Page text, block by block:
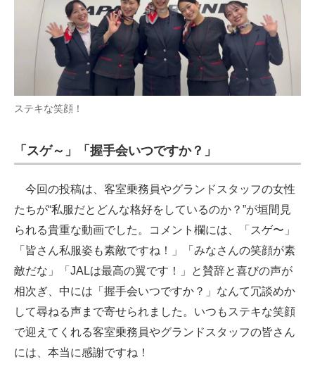
ステキな笑顔！
「スゲ～」「握手会いつですか？」
今回の投稿は、客室乗務員やグランドスタッフの女性
たちが“私服だとどんな格好をしているのか？”が垣間見
られる貴重な動画でした。コメント欄には、「スゲ〜」
「皆さん私服姿も素敵ですね！
」「みなさんの笑顔が素
敵だな」「JALは最高の翼です！」と賛辞と喜びの声が
相次ぎ、中には「握手会いつですか？」なんて冗談めか
して尋ねる声まで寄せられました。いつもステキな笑顔
で迎えてくれる客室乗務員やグランドスタッフの皆さん
には、本当に感謝ですね！